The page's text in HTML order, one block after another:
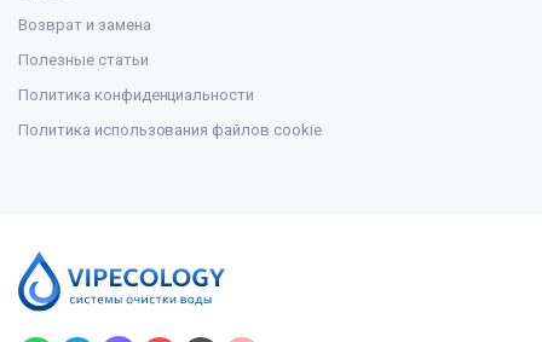
Возврат и замена
Полезные статьи
Политика конфиденциальности
Политика использования файлов cookie